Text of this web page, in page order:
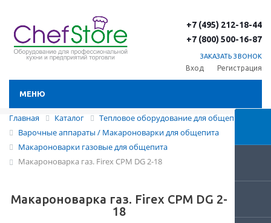
+7 (495) 212-18-44
+7 (800) 500-16-87
ЗАКАЗАТЬ ЗВОНОК
Вход Регистрация
МЕНЮ
Главная Каталог
Тепловое оборудование для общепита
Варочные аппараты / Макароноварки для общепита
Макароноварки газовые для общепита
Макароноварка газ. Firex CPM DG 2-18
Макароноварка газ. Firex CPM DG 2-
18